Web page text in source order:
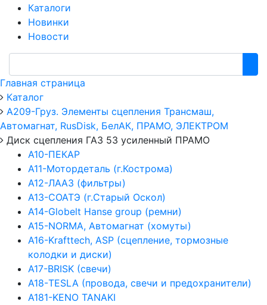
Каталоги
Новинки
Новости
Главная страница
Каталог
А209-Груз. Элементы сцепления Трансмаш,
Автомагнат, RusDisk, БелАК, ПРАМО, ЭЛЕКТРОМ
Диск сцепления ГАЗ 53 усиленный ПРАМО
А10-ПЕКАР
А11-Мотордеталь (г.Кострома)
А12-ЛААЗ (фильтры)
А13-СОАТЭ (г.Старый Оскол)
А14-Globelt Hanse group (ремни)
А15-NORMA, Автомагнат (хомуты)
А16-Krafttech, ASP (сцепление, тормозные
колодки и диски)
А17-BRISK (свечи)
А18-TESLA (провода, свечи и предохранители)
А181-KENO TANAKI